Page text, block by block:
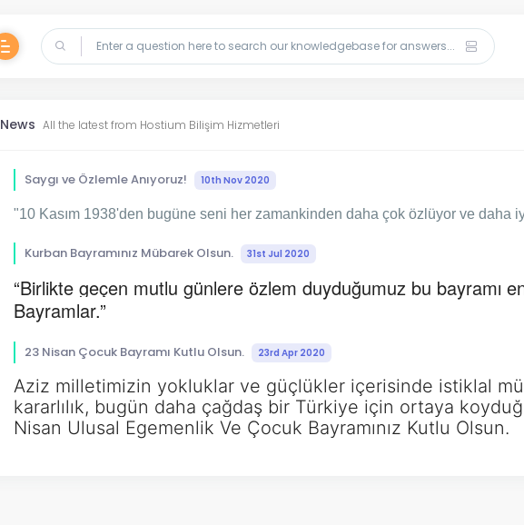
News All the latest from Hostium Bilişim Hizmetleri
Saygı ve Özlemle Anıyoruz! 10th Nov 2020
"10 Kasım 1938'den bugüne seni her zamankinden daha çok özlüyor ve daha
Kurban Bayramınız Mübarek Olsun. 31st Jul 2020
“Birlikte geçen mutlu günlere özlem duyduğumuz bu bayramı
Bayramlar.”
23 Nisan Çocuk Bayramı Kutlu Olsun. 23rd Apr 2020
Aziz milletimizin yokluklar ve güçlükler içerisinde istiklal
kararlılık, bugün daha çağdaş bir Türkiye için ortaya
Nisan Ulusal Egemenlik Ve Çocuk Bayramınız Kutlu Olsun.